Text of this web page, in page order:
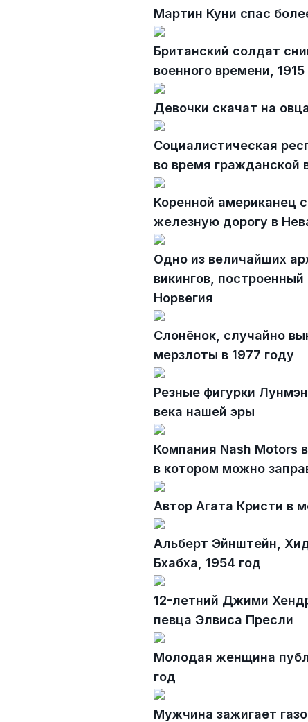
Мартин Куни спас
Британский солдат
военного времени, 1915
Девочки скачат на
Социалистическая
во время гражданской
Коренной американец
железную дорогу в
Одно из величайших
викингов,
Норвегия
Слонёнок, случайно
мерзлоты в 1977 году
Резные фигурки
века нашей эры
Компания Nash Motors
в котором можно
Автор Агата Кристи в
Альберт Эйнштейн,
Бхабха, 1954 год
12-летний Джими
певца Элвиса Пресли
Молодая женщина
год
Мужчина зажигает